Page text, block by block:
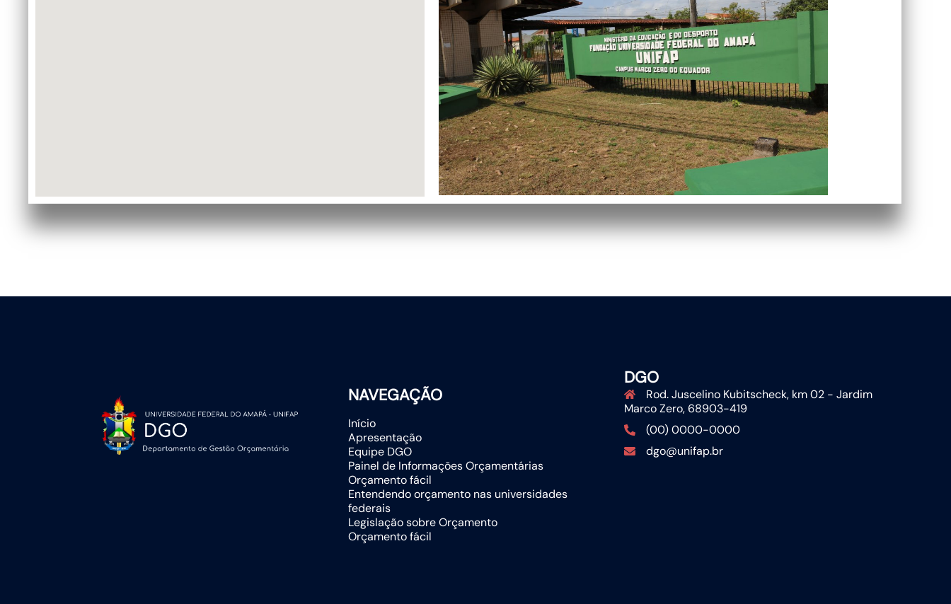
NAVEGAÇÃO
Início
Apresentação
Equipe DGO
Painel de Informações Orçamentárias
Orçamento fácil
Entendendo orçamento nas universidades
federais
Legislação sobre Orçamento
Orçamento fácil
DGO
Rod. Juscelino Kubitscheck, km 02 - Jardim
Marco Zero, 68903-419
(00) 0000-0000
dgo@unifap.br